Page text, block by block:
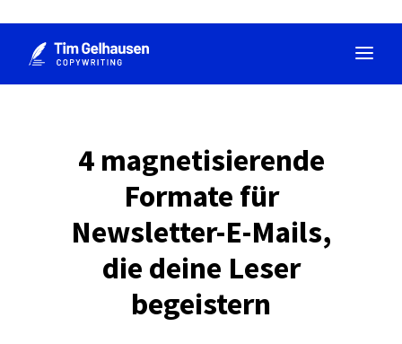
Inhalt
springen
4 magnetisierende
Formate für
Newsletter-E-Mails,
die deine Leser
begeistern